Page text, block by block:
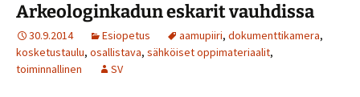
Arkeologinkadun eskarit vauhdissa
30.9.2014 Esiopetus aamupiiri, dokumenttikamera,
kosketustaulu, osallistava, sähköiset oppimateriaalit,
toiminnallinen
SV